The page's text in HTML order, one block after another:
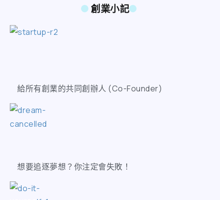
創業小記
給所有創業的共同創辦人 (Co-Founder)
想要追逐夢想？你注定會失敗！